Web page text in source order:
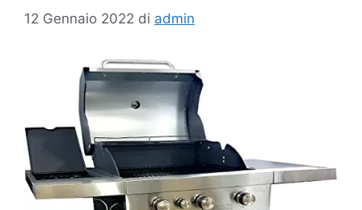
12 Gennaio 2022 di admin